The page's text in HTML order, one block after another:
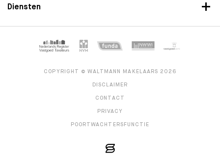
Diensten
COPYRIGHT © WALTMANN MAKELAARS 2026
DISCLAIMER
CONTACT
PRIVACY
POORTWACHTERSFUNCTIE